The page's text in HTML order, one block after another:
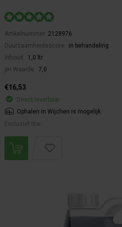
Artikelnummer: 2128976
Duurzaamheidsscore:
in behandeling
Inhoud:
1,0 ltr
pH Waarde:
7,0
€16,53
Direct leverbaar
Ophalen in Wijchen is mogelijk.
Exclusief btw.